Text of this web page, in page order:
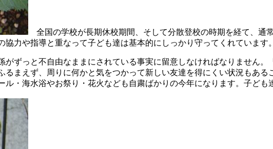
全国の学校が長期休校期間、そして分散登校の時期を経て、通
力や指導と重なって子ども達は基本的にしっかり守ってくれています。
ずっと不自由なままにされている事実に留意しなければなりません
まえず、周りに何かと気をつかって新しい友達を得にくい状況もある
・海水浴やお祭り・花火なども自粛ばかりの今年になります。子ども